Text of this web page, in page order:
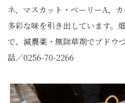
ネ、マスカット・ベーリーA、カ
多彩な味を引き出しています。
で、減農薬・無除草剤でブドウ
話／0256-70-2266